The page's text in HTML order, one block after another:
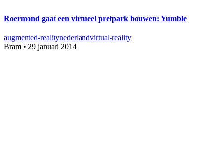
Roermond gaat een virtueel pretpark bouwen: Yumble
augmented-realitynederlandvirtual-reality
Bram • 29 januari 2014